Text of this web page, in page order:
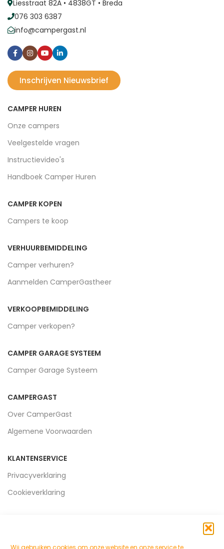
Wij gebruiken cookies om onze website en onze service te
Liesstraat 82A • 4838GT • Breda
076 303 6387
info@campergast.nl
Inschrijven Nieuwsbrief
CAMPER HUREN
Onze campers
Veelgestelde vragen
Instructievideo's
Handboek Camper Huren
CAMPER KOPEN
Campers te koop
VERHUURBEMIDDELING
Camper verhuren?
Aanmelden CamperGastheer
VERKOOPBEMIDDELING
Camper verkopen?
CAMPER GARAGE SYSTEEM
Camper Garage Systeem
CAMPERGAST
Over CamperGast
Algemene Voorwaarden
KLANTENSERVICE
Privacyverklaring
Cookieverklaring